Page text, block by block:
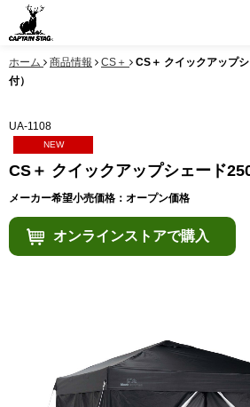
ホーム 商品情報 CS＋
CS＋ クイックアップ
付）
UA-1108
NEW
CS＋ クイックアップシェード
メーカー希望小売価格：オープン価格
オンラインストアで購入